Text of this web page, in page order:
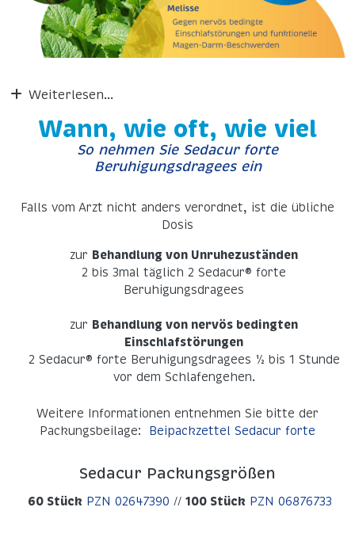
Weiterlesen...
Wann, wie oft, wie viel
So nehmen Sie Sedacur forte
Beruhigungsdragees ein
Falls vom Arzt nicht anders verordnet, ist die übliche
Dosis
zur Behandlung von Unruhezuständen
2 bis 3mal täglich 2 Sedacur® forte
Beruhigungsdragees
zur Behandlung von nervös bedingten
Einschlafstörungen
2 Sedacur® forte Beruhigungsdragees ½ bis 1 Stunde
vor dem Schlafengehen.
Weitere Informationen entnehmen Sie bitte der
Packungsbeilage: Beipackzettel ­Sedacur forte
Sedacur Packungsgrößen
60 Stück PZN 02647390 // 100 Stück PZN 06876733